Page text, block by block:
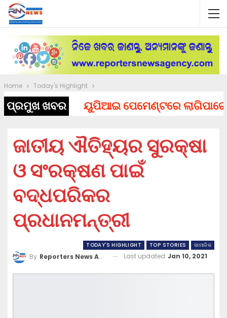
Home Today's Highlight
ପ୍ରମୁଖ ଖବରୟୁପିଆଇ ପେମେଣ୍ଟରେ ଲାଗିପାରେ
ଜାତୀୟ ଐତିହ୍ୟର ସୁରକ୍ଷା
ଓ ସଂରକ୍ଷଣ ପାଇଁ
ବଦ୍ଧପରିକର
ପ୍ରଧାନମନ୍ତ୍ରୀ
TODAY'S HIGHLIGHT TOP STORIES ସାମାଜିକ
By Reporters News Agency Last updated Jan 10, 2021